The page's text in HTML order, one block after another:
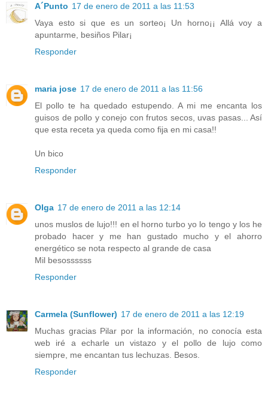
A´Punto 17 de enero de 2011 a las 11:53
Vaya esto si que es un sorteo¡ Un horno¡¡ Allá voy a
apuntarme, besiños Pilar¡
Responder
maria jose 17 de enero de 2011 a las 11:56
El pollo te ha quedado estupendo. A mi me encanta los
guisos de pollo y conejo con frutos secos, uvas pasas... Así
que esta receta ya queda como fija en mi casa!!
Un bico
Responder
Olga 17 de enero de 2011 a las 12:14
unos muslos de lujo!!! en el horno turbo yo lo tengo y los he
probado hacer y me han gustado mucho y el ahorro
energético se nota respecto al grande de casa
Mil besossssss
Responder
Carmela (Sunflower) 17 de enero de 2011 a las 12:19
Muchas gracias Pilar por la información, no conocía esta
web iré a echarle un vistazo y el pollo de lujo como
siempre, me encantan tus lechuzas. Besos.
Responder